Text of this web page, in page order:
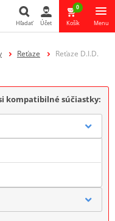
Hľadať
Hľadať Účet
0
Košík Menu
Reťaze Reťaze D.I.D.
kompatibilné súčiastky: